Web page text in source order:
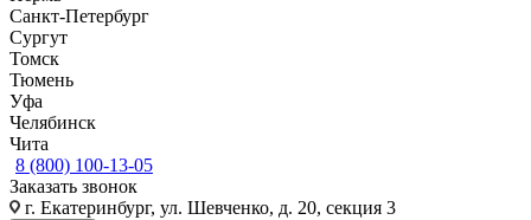
Санкт-Петербург
Сургут
Томск
Тюмень
Уфа
Челябинск
Чита
8 (800) 100-13-05
Заказать звонок
г. Екатеринбург, ул. Шевченко, д. 20, секция 3